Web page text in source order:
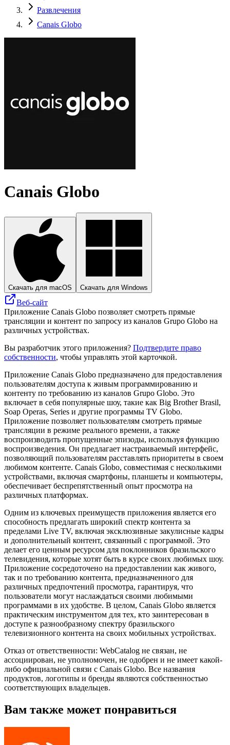
Развлечения
Canais Globo
Canais Globo
Скачать для macOS Скачать для Windows
Веб-сайт
Приложение Canais Globo позволяет смотреть прямые
трансляции и контент по запросу из каналов Grupo Globo на
различных устройствах.
Вы разработчик этого приложения? Подтвердите право
собственности, чтобы управлять этой карточкой.
Приложение Canais Globo предназначено для предоставления
пользователям доступа к живым программированию и
контенту по требованию из каналов Grupo Globo. Это
включает в себя популярные шоу, такие как Big Brother Brasil,
Soap Operas, Series и другие программы TV Globo.
Приложение позволяет пользователям смотреть прямые
трансляции в режиме реального времени, а также
воспроизводить пропущенные эпизоды, используя функцию
воспроизведения. Он предлагает настраиваемый интерфейс,
позволяющий пользователям расставлять приоритеты в своем
любимом контенте. Canais Globo, совместимая с несколькими
устройствами, включая смартфоны, планшеты и компьютеры,
обеспечивает беспрепятственный опыт просмотра на
различных платформах.
Одним из ключевых преимуществ приложения является его
способность предлагать широкий спектр контента за
пределами Live TV, включая эксклюзивные закулисные кадры
и дополнительный контент, связанный с программой. Это
делает его ценным ресурсом для поклонников бразильского
телевидения, которые хотят быть в курсе своих любимых шоу.
Приложение сосредоточено на предоставлении как живого,
так и по требованию контента, предназначенного для
различных предпочтений просмотра, гарантируя, что
пользователи могут наслаждаться своими любимыми
программами в их удобстве. В целом, Canais Globo является
практическим инструментом для тех, кто заинтересован в
доступе к разнообразному спектру бразильского
телевизионного контента на своих мобильных устройствах.
Отказ от ответственности: WebCatalog не связан, не
ассоциирован, не уполномочен, не одобрен и не имеет какой-
либо официальной связи с Canais Globo. Все названия
продуктов, логотипы и бренды являются собственностью
соответствующих владельцев.
Вам также может понравиться